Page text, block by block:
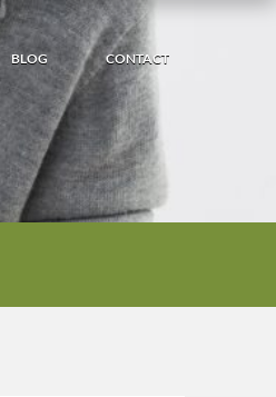
BLOG CONTACT